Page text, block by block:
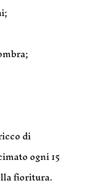
di
ogni 15
fioritura.